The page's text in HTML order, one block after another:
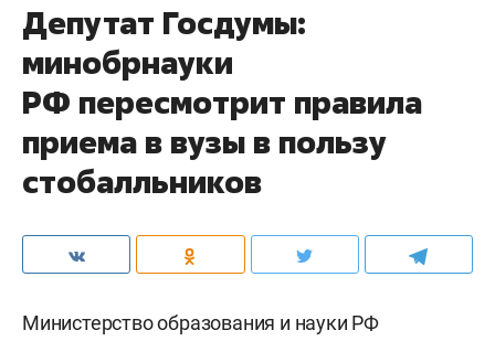
Депутат Госдумы:
минобрнауки
РФ пересмотрит правила
приема в вузы в пользу
стобалльников
Министерство образования и науки РФ